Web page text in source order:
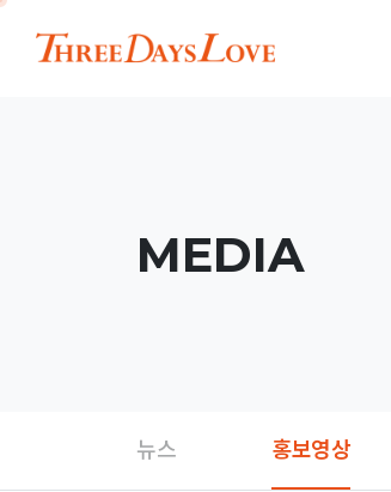
MEDIA
뉴스 홍보영상